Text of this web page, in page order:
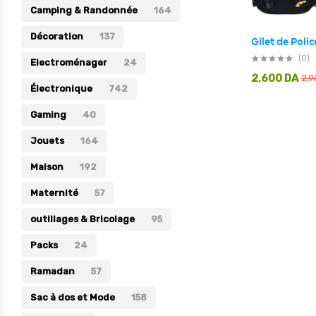
Électronique
Jouets
Maison
Maternité
Outillages & Bricolage
Packs
Sac à dos et Mode
Soins & Beauté
Sport
Divers
(0)
2,600 DA
Camping & Randonnée 164
Décoration 137
Electroménager 24
Électronique 742
Gaming 40
Jouets 164
Maison 192
Maternité 57
outillages & Bricolage 95
Packs 24
Ramadan 57
Sac à dos et Mode 158